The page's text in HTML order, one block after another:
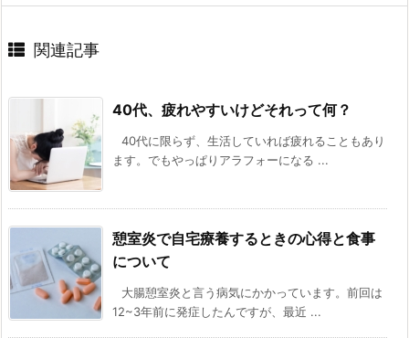
関連記事
40代、疲れやすいけどそれって何？
40代に限らず、生活していれば疲れることもあり
ます。でもやっぱりアラフォーになる ...
憩室炎で自宅療養するときの心得と食事
について
大腸憩室炎と言う病気にかかっています。前回は
12~3年前に発症したんですが、最近 ...